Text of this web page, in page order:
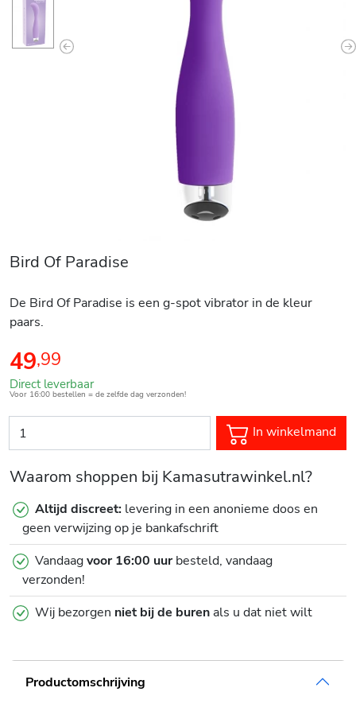
Previous
Bird Of Paradise
De Bird Of Paradise is een g-spot vibrator in de kleur
paars.
49,99
Direct leverbaar
Voor 16:00 bestellen = de zelfde dag verzonden!
In winkelmand
Waarom shoppen bij Kamasutrawinkel.nl?
Altijd discreet: levering in een anonieme doos en
geen verwijzing op je bankafschrift
Vandaagvoor 16:00 uurbesteld, vandaag
verzonden!
Wij bezorgen niet bij de burenals u dat niet wilt
Productomschrijving